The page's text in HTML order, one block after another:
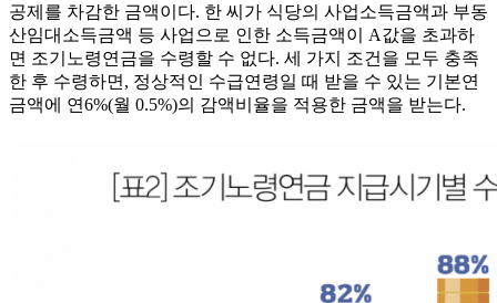
공제를 차감한 금액이다. 한 씨가 식당의 사업소득금액과 부동
산임대소득금액 등 사업으로 인한 소득금액이 A값을 초과하
면 조기노령연금을 수령할 수 없다. 세 가지 조건을 모두 충족
한 후 수령하면, 정상적인 수급연령일 때 받을 수 있는 기본연
금액에 연6%(월 0.5%)의 감액비율을 적용한 금액을 받는다.